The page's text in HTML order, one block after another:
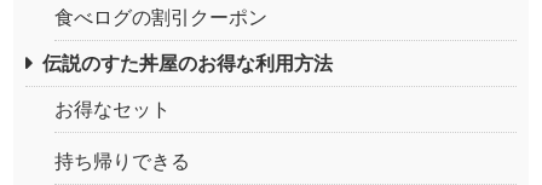
食べログの割引クーポン
伝説のすた丼屋のお得な利用方法
お得なセット
持ち帰りできる